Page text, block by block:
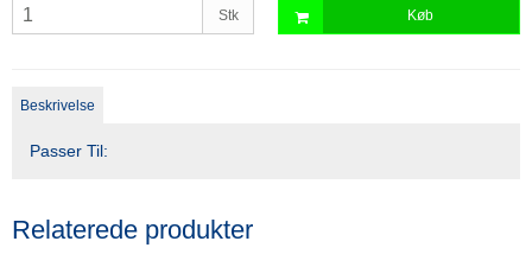
Stk Køb
Beskrivelse
Passer Til:
Relaterede produkter